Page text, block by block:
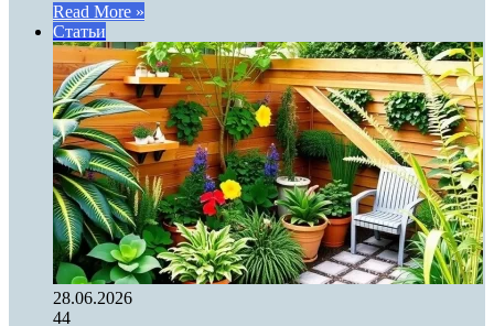
Read More »
Статьи
28.06.2026
44